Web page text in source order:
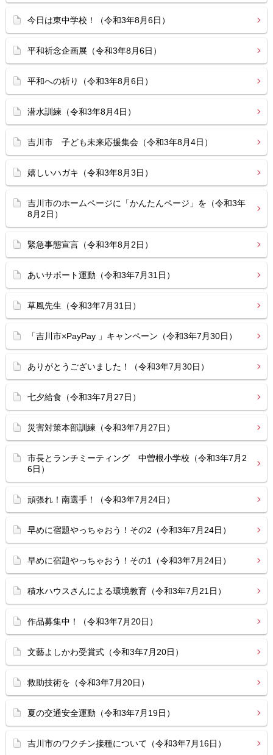
今日は東中学校！（令和3年8月6日）
平和祈念企画展（令和3年8月6日）
平和への祈り（令和3年8月6日）
潜水訓練（令和3年8月4日）
吉川市 子ども未来応援集会（令和3年8月4日）
嬉しいハガキ（令和3年8月3日）
吉川市のホームページに「かんたんページ」を（令和3年
8月2日）
緊急事態宣言（令和3年8月2日）
あいサポート運動（令和3年7月31日）
草風先生（令和3年7月31日）
「吉川市×PayPay 」キャンペーン（令和3年7月30日）
ありがとうございました！（令和3年7月30日）
七夕給食（令和3年7月27日）
災害対策本部訓練（令和3年7月27日）
市長とランチミーティング 中曽根小学校（令和3年7月2
6日）
頑張れ！南選手！（令和3年7月24日）
早めに宿題やっちゃおう！その2（令和3年7月24日）
早めに宿題やっちゃおう！その1（令和3年7月24日）
積水ハウスさんによる環境教育（令和3年7月21日）
作品募集中！（令和3年7月20日）
文藝よしかわ受賞式（令和3年7月20日）
救助技術を（令和3年7月20日）
夏の交通安全運動（令和3年7月19日）
吉川市のワクチン接種について（令和3年7月16日）